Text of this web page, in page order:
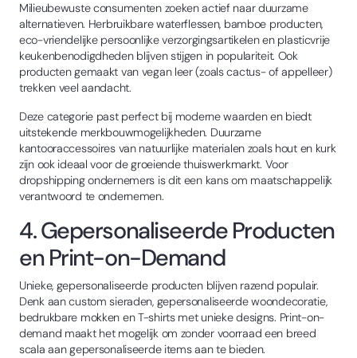
Milieubewuste consumenten zoeken actief naar duurzame
alternatieven. Herbruikbare waterflessen, bamboe producten,
eco-vriendelijke persoonlijke verzorgingsartikelen en plasticvrije
keukenbenodigdheden blijven stijgen in populariteit. Ook
producten gemaakt van vegan leer (zoals cactus- of appelleer)
trekken veel aandacht.
Deze categorie past perfect bij moderne waarden en biedt
uitstekende merkbouwmogelijkheden. Duurzame
kantooraccessoires van natuurlijke materialen zoals hout en kurk
zijn ook ideaal voor de groeiende thuiswerkmarkt. Voor
dropshipping ondernemers is dit een kans om maatschappelijk
verantwoord te ondernemen.
4. Gepersonaliseerde Producten
en Print-on-Demand
Unieke, gepersonaliseerde producten blijven razend populair.
Denk aan custom sieraden, gepersonaliseerde woondecoratie,
bedrukbare mokken en T-shirts met unieke designs. Print-on-
demand maakt het mogelijk om zonder voorraad een breed
scala aan gepersonaliseerde items aan te bieden.